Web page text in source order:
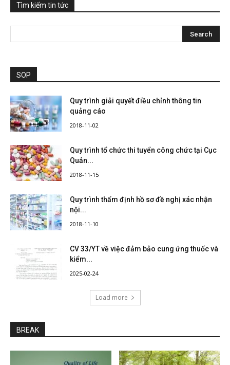
Tìm kiếm tin tức
SOP
Quy trình giải quyết điều chỉnh thông tin
quảng cáo
2018-11-02
Quy trình tổ chức thi tuyển công chức tại Cục
Quản...
2018-11-15
Quy trình thẩm định hồ sơ đề nghị xác nhận
nội...
2018-11-10
CV 33/YT về việc đảm bảo cung ứng thuốc và
kiểm...
2025-02-24
Load more
BREAK